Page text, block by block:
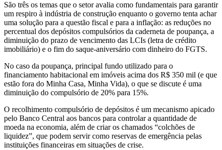
São três os temas que o setor avalia como fundamentais para garantir
um respiro à indústria de construção enquanto o governo tenta achar
uma solução para a questão fiscal e para a inflação: as reduções no
percentual dos depósitos compulsórios da caderneta de poupança, a
diminuição do prazo de vencimento das LCIs (letra de crédito
imobiliário) e o fim do saque-aniversário com dinheiro do FGTS.
No caso da poupança, principal fundo utilizado para o
financiamento habitacional em imóveis acima dos R$ 350 mil (e que
estão fora do Minha Casa, Minha Vida), o que se discute é uma
diminuição do compulsório de 20% para 15%.
O recolhimento compulsório de depósitos é um mecanismo apicado
pelo Banco Central aos bancos para controlar a quantidade de
moeda na economia, além de criar os chamados “colchões de
liquidez”, que podem servir como reservas de emergência pelas
instituições financeiras em situações de crise.